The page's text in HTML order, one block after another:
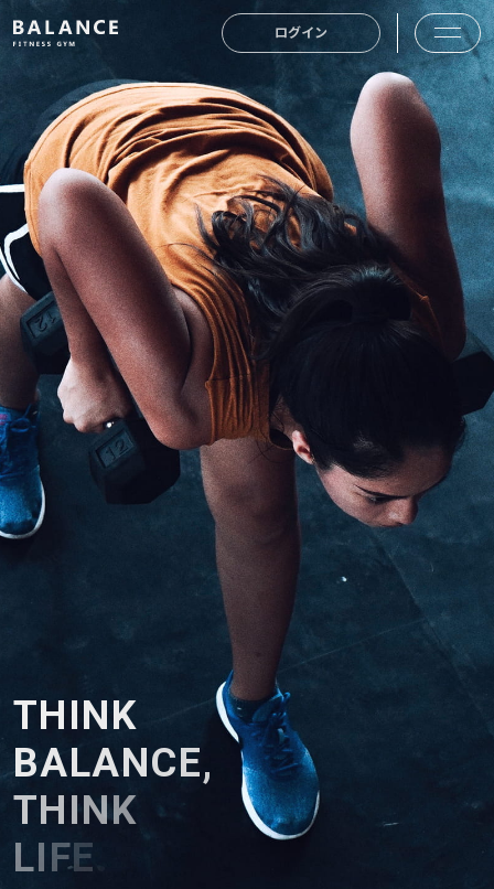
メニュ
本文までスキップする
ログイン
THINK
BALANCE,
THINK
LIFE